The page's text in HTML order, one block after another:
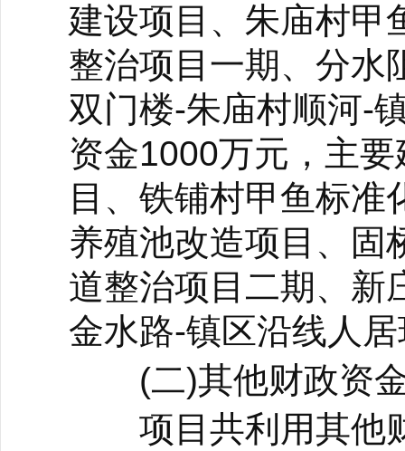
建设项目、朱庙村甲
整治项目一期、分水
双门楼-朱庙村顺河-
资金1000万元，主
目、铁铺村甲鱼标
养殖池改造项目、固
道整治项目二期、新
金水路-镇区沿线人
(二)其他财政资金
项目共利用其他财